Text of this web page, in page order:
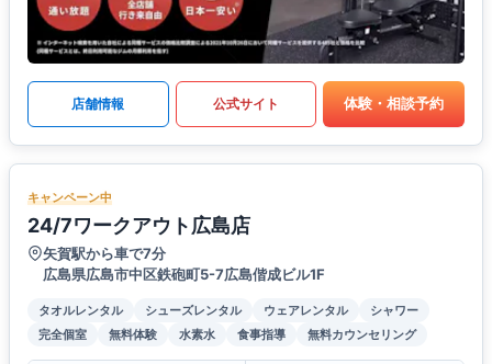
店舗情報 公式サイト 体験・相談予約
キャンペーン中
24/7ワークアウト広島店
矢賀駅から車で7分
広島県広島市中区鉄砲町5-7広島偕成ビル1F
タオルレンタル シューズレンタル ウェアレンタル
シャワー
完全個室
無料体験 水素水 食事指導 無料カウンセリング